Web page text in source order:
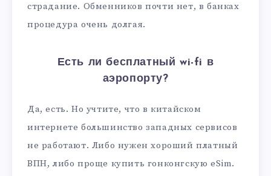
страдание. Обменников почти нет, в банках
процедура очень долгая.
Есть ли бесплатный wi-fi в
аэропорту?
Да, есть. Но учтите, что в китайском
интернете большинство западных сервисов
не работают. Либо нужен хороший платный
ВПН, либо проще купить гонконгскую eSim.